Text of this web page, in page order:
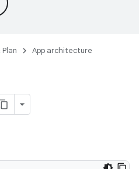
Plan App architecture